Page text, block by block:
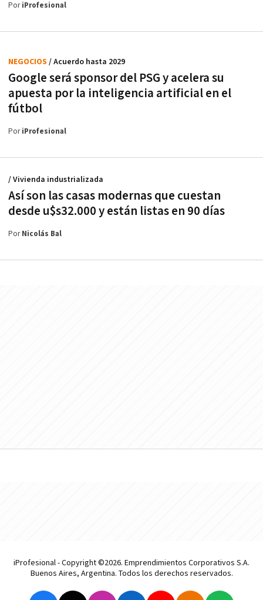
PoriProfesional
Google será sponsor del PSG y acelera su
apuesta por la inteligencia artificial en el
fútbol
NEGOCIOS / Acuerdo hasta 2029
PoriProfesional
Así son las casas modernas que cuestan
desde u$s32.000 y están listas en 90 días
/ Vivienda industrializada
PorNicolás Bal
iProfesional - Copyright ©2026. Emprendimientos Corporativos S.A.
Buenos Aires, Argentina. Todos los derechos reservados.